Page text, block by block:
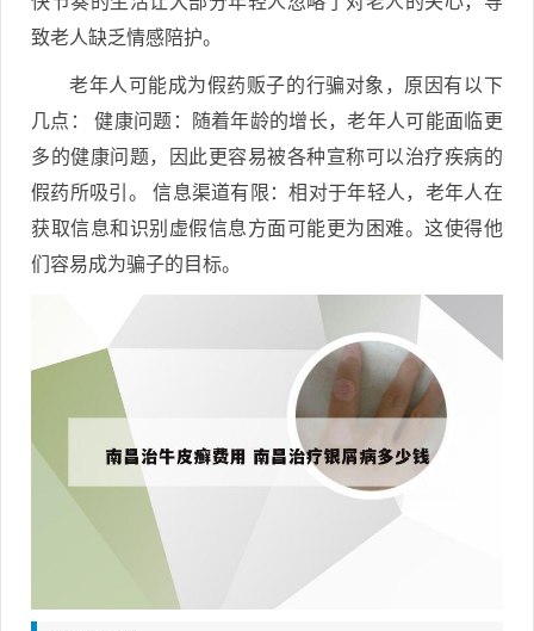
致老人缺乏情感陪护。
老年人可能成为假药贩子的行骗对象，原因有以下
几点： 健康问题：随着年龄的增长，老年人可能面临更
多的健康问题，因此更容易被各种宣称可以治疗疾病的
假药所吸引。 信息渠道有限：相对于年轻人，老年人在
获取信息和识别虚假信息方面可能更为困难。这使得他
们容易成为骗子的目标。